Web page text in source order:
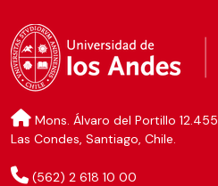
Mons. Álvaro del Portillo 12.455
Las Condes, Santiago, Chile.
(562) 2 618 10 00